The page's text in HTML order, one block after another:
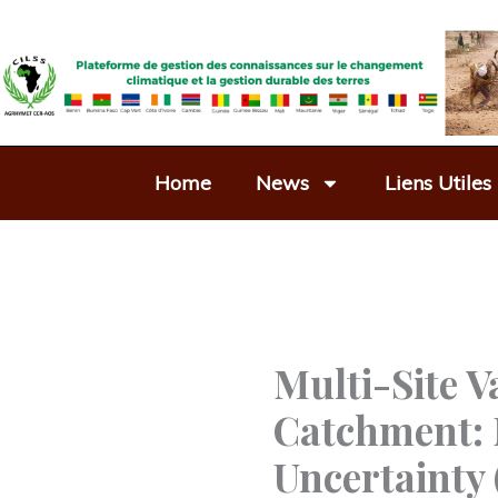
au
contenu
Home News Liens Utiles
Multi-Site
Catchment:
Uncertainty